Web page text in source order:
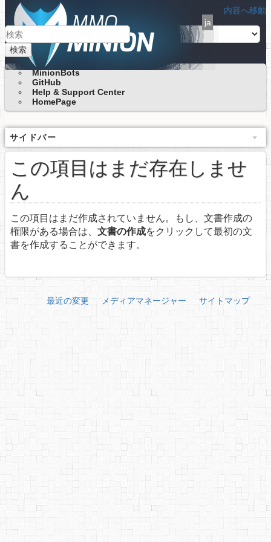
内容へ移動
検索
ja
MinionBots
GitHub
Help & Support Center
HomePage
サイドバー
この項目はまだ存在しませ
ん
この項目はまだ作成されていません。もし、文書作成の
権限がある場合は、 文書の作成をクリックして最初の文
書を作成することができます。
最近の変更 メディアマネージャー サイトマップ